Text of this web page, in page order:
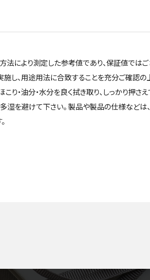
により測定した参考値であり、保証値ではご
し、用途用法に合致することを充分ご確認の
り・油分・水分を良く拭き取り、しっかり押さ
湿を避けて下さい。 製品や製品の仕様などは